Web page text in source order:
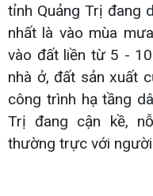
tỉnh Quảng Trị đang
nhất là vào mùa
vào đất liền từ 5 -
nhà ở, đất sản xuất
công trình hạ tầng
Trị đang cận kề,
thường trực với